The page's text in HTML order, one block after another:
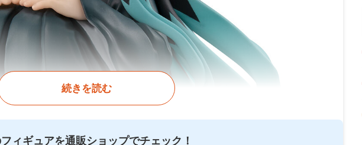
続きを読む
ィギュアを通販ショップでチェック！